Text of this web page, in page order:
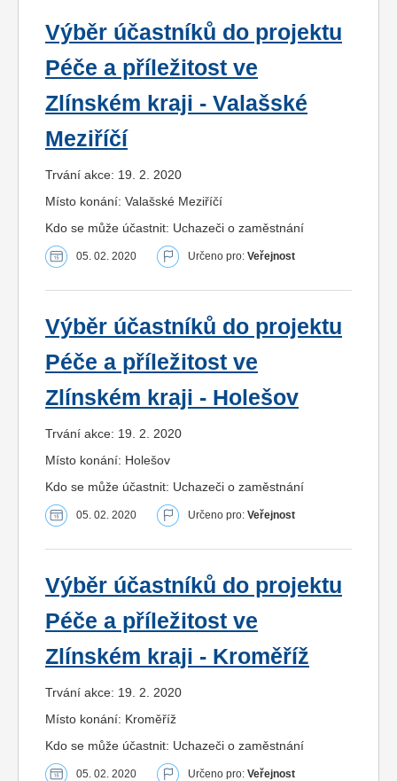
Výběr účastníků do projektu
Péče a příležitost ve
Zlínském kraji - Valašské
Meziříčí
Trvání akce: 19. 2. 2020
Místo konání: Valašské Meziříčí
Kdo se může účastnit: Uchazeči o zaměstnání
05. 02. 2020 Určeno pro: Veřejnost
Výběr účastníků do projektu
Péče a příležitost ve
Zlínském kraji - Holešov
Trvání akce: 19. 2. 2020
Místo konání: Holešov
Kdo se může účastnit: Uchazeči o zaměstnání
05. 02. 2020 Určeno pro: Veřejnost
Výběr účastníků do projektu
Péče a příležitost ve
Zlínském kraji - Kroměříž
Trvání akce: 19. 2. 2020
Místo konání: Kroměříž
Kdo se může účastnit: Uchazeči o zaměstnání
05. 02. 2020 Určeno pro: Veřejnost